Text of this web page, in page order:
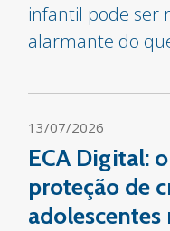
infantil pode ser
alarmante do
13/07/2026
ECA Digital:
proteção de